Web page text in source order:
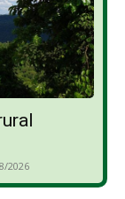
2026